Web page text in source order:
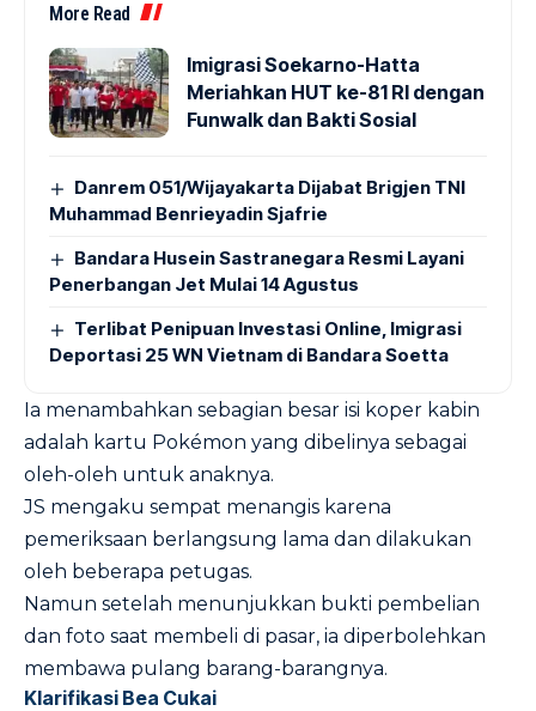
More Read
Imigrasi Soekarno-Hatta
Meriahkan HUT ke-81 RI dengan
Funwalk dan Bakti Sosial
Danrem 051/Wijayakarta Dijabat Brigjen TNI
Muhammad Benrieyadin Sjafrie
Bandara Husein Sastranegara Resmi Layani
Penerbangan Jet Mulai 14 Agustus
Terlibat Penipuan Investasi Online, Imigrasi
Deportasi 25 WN Vietnam di Bandara Soetta
Ia menambahkan sebagian besar isi koper kabin
adalah kartu Pokémon yang dibelinya sebagai
oleh-oleh untuk anaknya.
JS mengaku sempat menangis karena
pemeriksaan berlangsung lama dan dilakukan
oleh beberapa petugas.
Namun setelah menunjukkan bukti pembelian
dan foto saat membeli di pasar, ia diperbolehkan
membawa pulang barang-barangnya.
Klarifikasi Bea Cukai